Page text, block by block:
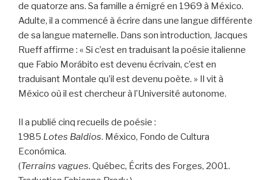
de quatorze ans. Sa famille a émigré en 1969 à México.
Adulte, il a commencé à écrire dans une langue différente
de sa langue maternelle. Dans son introduction, Jacques
Rueff affirme : « Si c’est en traduisant la poésie italienne
que Fabio Morábito est devenu écrivain, c’est en
traduisant Montale qu’il est devenu poète. » Il vit à
México où il est chercheur à l’Université autonome.
Il a publié cinq recueils de poésie :
1985 Lotes Baldios. México, Fondo de Cultura
Económica.
(Terrains vagues. Québec, Écrits des Forges, 2001.